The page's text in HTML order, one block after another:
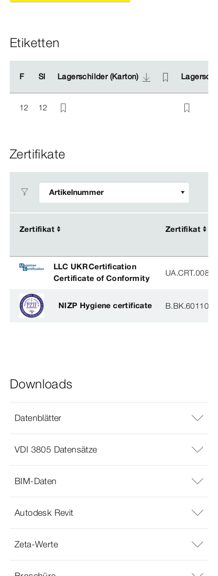
Etiketten
F Sl Lagerschilder (Karton)
F Sl Lagerschilder (Karton)
12 12
Zertifikate
Zertifikat Zertifikat
Zertifikat Zertifikat
LLC UKRCertification
Certificate of Conformity
NIZP Hygiene certificate
Downloads
Datenblätter
VDI 3805 Datensätze
BIM-Daten
Autodesk Revit
Zeta-Werte